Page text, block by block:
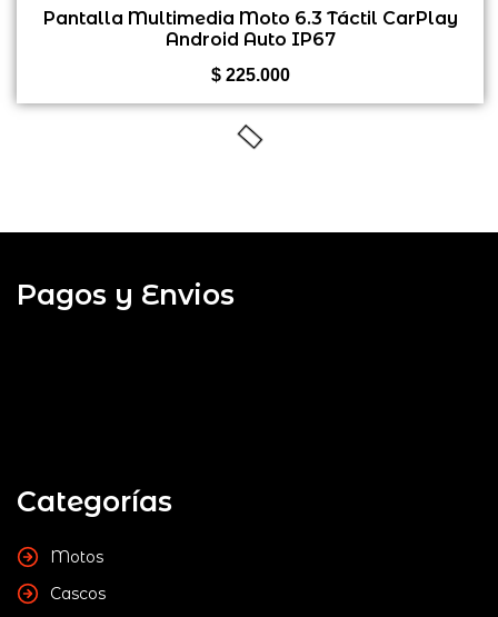
5 de 5
Pantalla Multimedia Moto 6.3 Táctil CarPlay
Android Auto IP67
$225.000
Pagos y Envios
Categorías
Motos
Cascos